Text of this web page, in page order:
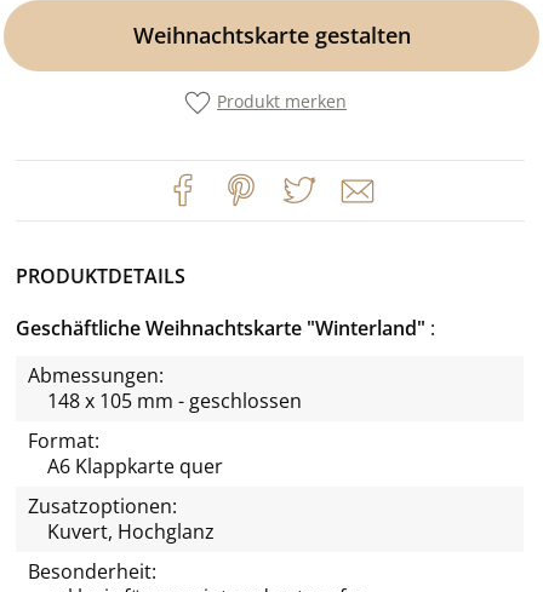
Weihnachtskarte gestalten
Produkt merken
PRODUKTDETAILS
Geschäftliche Weihnachtskarte "Winterland"
Abmessungen:
148 x 105 mm - geschlossen
Format:
A6 Klappkarte quer
Zusatzoptionen:
Kuvert, Hochglanz
Besonderheit: